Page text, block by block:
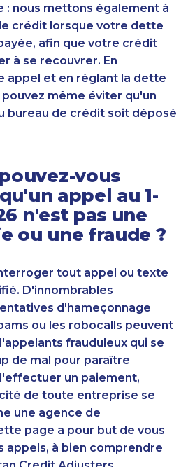
: nous mettons également à
crédit lorsque votre dette
afin que votre crédit
à se recouvrer. En
appel et en réglant la dette
même éviter qu'un
bureau de crédit soit déposé
vous
appel au 1-
n'est pas une
ou une fraude ?
tout appel ou texte
D'innombrables
d'hameçonnage
ou les robocalls peuvent
frauduleux qui se
de mal pour paraître
un paiement,
de toute entreprise se
une agence de
page a pour but de vous
appels, à bien comprendre